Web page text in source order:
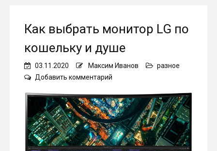
Как выбрать монитор LG по
кошельку и душе
03.11.2020 Максим Иванов
разное
Добавить комментарий
выбрать
монитор
LG
по
кошельку
и